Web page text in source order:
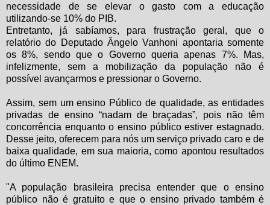
necessidade de se elevar o gasto com a educação
utilizando-se 10% do PIB.
Entretanto, já sabíamos, para frustração geral, que o
relatório do Deputado Ângelo Vanhoni apontaria somente
os 8%, sendo que o Governo queria apenas 7%. Mas,
infelizmente, sem a mobilização da população não é
possível avançarmos e pressionar o Governo.
Assim, sem um ensino Público de qualidade, as entidades
privadas de ensino “nadam de braçadas”, pois não têm
concorrência enquanto o ensino público estiver estagnado.
Desse jeito, oferecem para nós um serviço privado caro e de
baixa qualidade, em sua maioria, como apontou resultados
do último ENEM.
"A população brasileira precisa entender que o ensino
público não é gratuito e que o ensino privado também é